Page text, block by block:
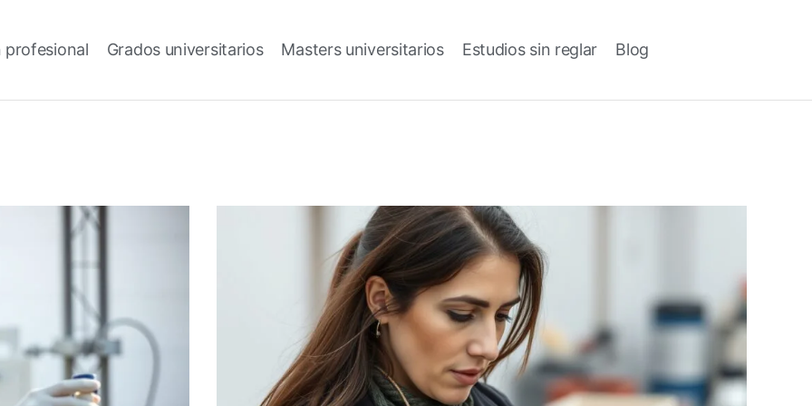
profesional Grados universitarios Masters universitarios Estudios sin reglar Blog